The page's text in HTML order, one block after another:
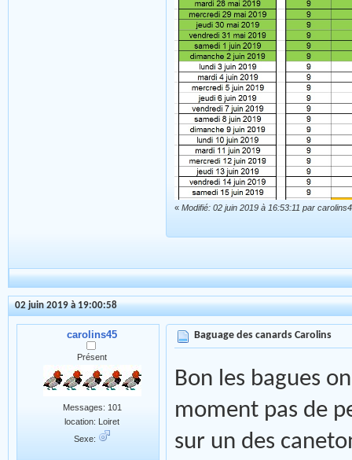
« Modifié: 02 juin 2019 à 16:53:11 par
02 juin 2019 à 19:00:58
carolins45
Présent
Messages: 101
location: Loiret
Sexe:
Baguage des canards Carolins
Bon les bagues
moment pas de
sur un des